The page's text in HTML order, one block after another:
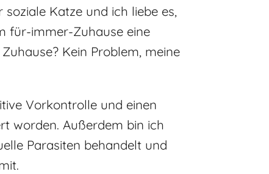
Katze und ich liebe es,
für-immer-Zuhause eine
Kein Problem, meine
Vorkontrolle und einen
worden. Außerdem bin ich
Parasiten behandelt und